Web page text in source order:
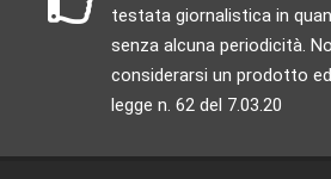
testata giornalistica in
senza alcuna periodicità.
considerarsi un prodotto
legge n. 62 del 7.03.20